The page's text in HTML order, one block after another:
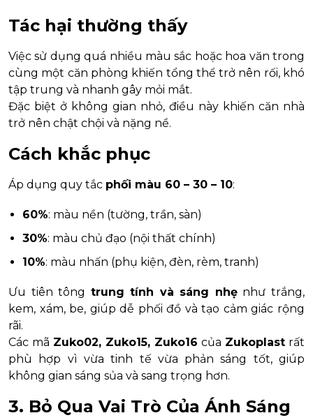
Tác hại thường thấy
Việc sử dụng quá nhiều màu sắc hoặc hoa văn trong
cùng một căn phòng khiến tổng thể trở nên rối, khó
tập trung và nhanh gây mỏi mắt.
Đặc biệt ở không gian nhỏ, điều này khiến căn nhà
trở nên chật chội và nặng nề.
Cách khắc phục
Áp dụng quy tắc phối màu 60 – 30 – 10:
60%: màu nền (tường, trần, sàn)
30%: màu chủ đạo (nội thất chính)
10%: màu nhấn (phụ kiện, đèn, rèm, tranh)
Ưu tiên tông trung tính và sáng nhẹnhư trắng,
kem, xám, be, giúp dễ phối đồ và tạo cảm giác rộng
rãi.
Các mã Zuko02, Zuko15, Zuko16 của Zukoplast rất
phù hợp vì vừa tinh tế vừa phản sáng tốt, giúp
không gian sáng sủa và sang trọng hơn.
3. Bỏ Qua Vai Trò Của Ánh Sáng